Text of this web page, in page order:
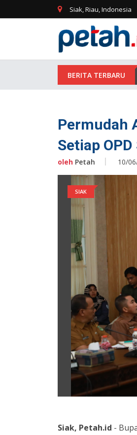
Siak, Riau, Indonesia
Permudah
Setiap
oleh Petah 10/
SIAK
Siak, Petah.id -